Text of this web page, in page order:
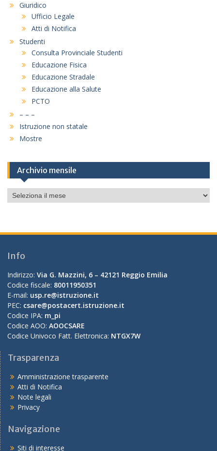
Giuridico
Ufficio Legale
Atti di Notifica
Studenti
Consulta Provinciale Studenti
Educazione Fisica
Educazione Stradale
Educazione alla Salute
PCTO
– – –
Istruzione non statale
Mostre
Archivio mensile
Archivio
mensile
Info
Indirizzo: Via G. Mazzini, 6 – 42121 Reggio Emilia
Codice fiscale: 80011950351
E-mail: usp.re@istruzione.it
PEC: csare@postacert.istruzione.it
Codice IPA: m_pi
Codice AOO: AOOCSARE
Codice Univoco Fatt. Elettronica: NTGX7W
Trasparenza
Amministrazione trasparente
Atti di Notifica
Note legali
Privacy
Navigazione
Siti di interesse